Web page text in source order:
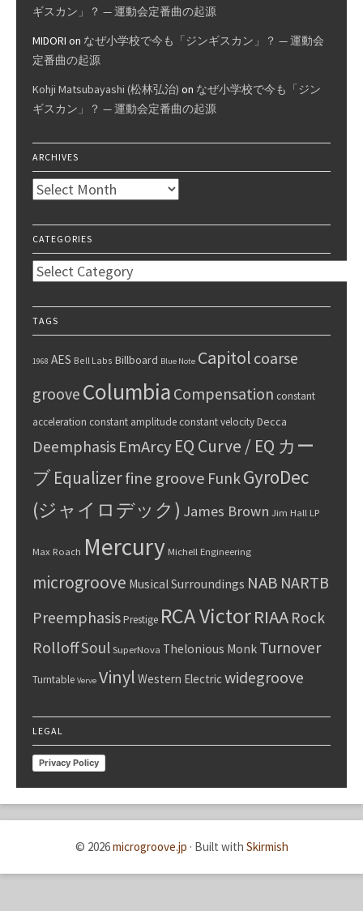
ギスカン」？ — 運動会定番曲の起源
MIDORI on なぜ小学校で今も「ジンギスカン」？ — 運動会
定番曲の起源
Kohji Matsubayashi (松林弘治) on なぜ小学校で今も「ジン
ギスカン」？ — 運動会定番曲の起源
ARCHIVES
Archives
CATEGORIES
Categories
TAGS
1968 AES Bell Labs Billboard Blue Note Capitol coarse
groove Columbia Compensation constant
acceleration constant amplitude constant velocityDecca
Deemphasis EmArcyEQ Curve / EQ カー
ブEqualizerfine groove Funk GyroDec
(ジャイロデック) James Brown Jim Hall LP
Max Roach Mercury Michell Engineering
microgroove Musical Surroundings NAB NARTB
PreemphasisPrestige RCA VictorRIAA Rock
RolloffSoul SuperNova Thelonious Monk Turnover
Turntable Verve Vinyl Western Electricwidegroove
LEGAL
Privacy Policy
© 2026microgroove.jp · Built with Skirmish